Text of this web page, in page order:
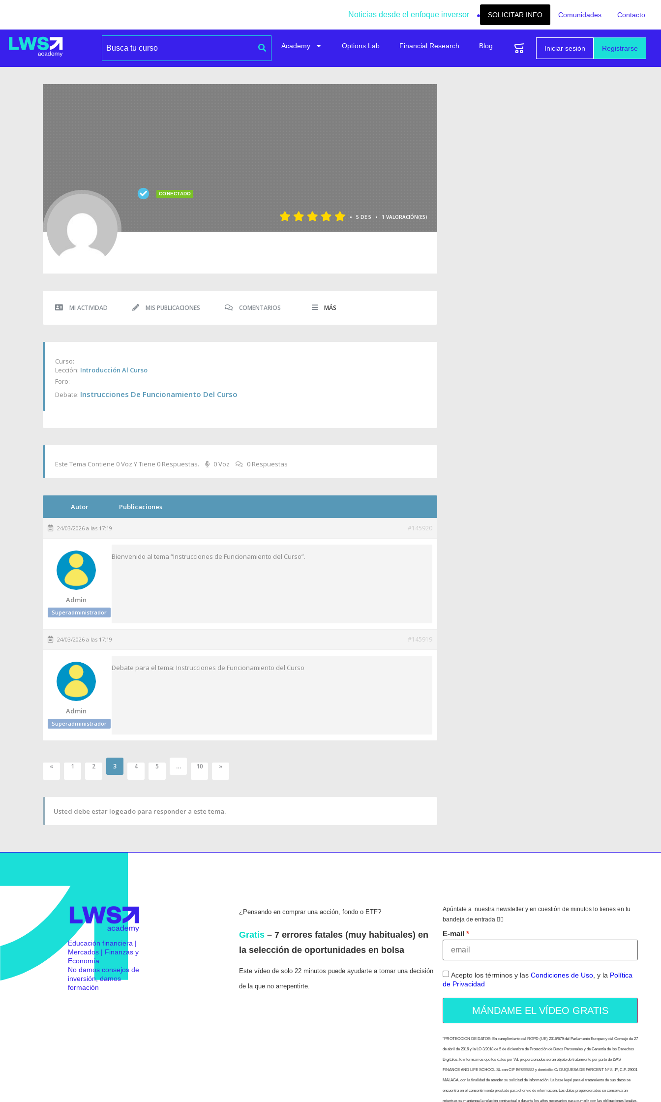
Noticias desde el enfoque inversor SOLICITAR INFO Comunidades Contacto
Registrarse
Iniciar sesión
Academy Options Lab Financial Research Blog
CONECTADO
• 5 DE 5 • 1 VALORACIÓN(ES)
MI ACTIVIDAD MIS PUBLICACIONES COMENTARIOS MÁS
Curso:
Lección: Introducción Al Curso
Foro:
Debate: Instrucciones De Funcionamiento Del Curso
Este Tema Contiene 0 Voz Y Tiene 0 Respuestas. 0 Voz 0 Respuestas
Autor Publicaciones
24/03/2026 a las 17:19 #145920
Admin
Superadministrador
Bienvenido al tema “Instrucciones de Funcionamiento del Curso”.
24/03/2026 a las 17:19 #145919
Admin
Superadministrador
Debate para el tema: Instrucciones de Funcionamiento del Curso
« 1 2 3 4 5 … 10 »
Usted debe estar logeado para responder a este tema.
Educación financiera |
Mercados | Finanzas y
Economía
No damos consejos de
inversión, damos
formación
¿Pensando en comprar una acción, fondo o ETF?
Gratis– 7 errores fatales (muy habituales) en
la selección de oportunidades en bolsa
Este vídeo de solo 22 minutos puede ayudarte a tomar una decisión
de la que no arrepentirte.
Apúntate a nuestra newsletter y en cuestión de minutos lo tienes en tu
bandeja de entrada 👇🏻
E-mail
Acepto los términos y las Condiciones de Uso, y la Política
de Privacidad
MÁNDAME EL VÍDEO GRATIS
“PROTECCION DE DATOS: En cumplimiento del RGPD (UE) 2016/679 del Parlamento Europeo y del Consejo de 27
de abril de 2016 y la LO 3/2018 de 5 de diciembre de Protección de Datos Personales y de Garantía de los Derechos
Digitales, le informamos que los datos por Vd. proporcionados serán objeto de tratamiento por parte de LWS
FINANCE AND LIFE SCHOOL SL con CIF B67855882 y domicilio C/ DUQUESA DE PARCENT Nº 8, 1º, C.P. 29001
MALAGA, con la finalidad de atender su solicitud de información. La base legal para el tratamiento de sus datos se
encuentra en el consentimiento prestado para el envío de información. Los datos proporcionados se conservarán
mientras se mantenga la relación contractual o durante los años necesarios para cumplir con las obligaciones legales.